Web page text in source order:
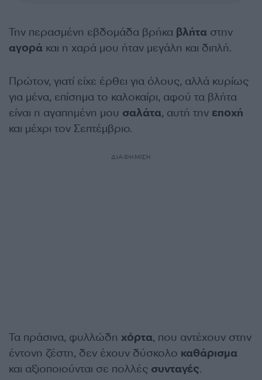
Την περασμένη εβδομάδα βρήκα βλήτα στην
αγορά και η χαρά μου ήταν μεγάλη και διπλή.
Πρώτον, γιατί είχε έρθει για όλους, αλλά κυρίως
για μένα, επίσημα το καλοκαίρι, αφού τα βλήτα
είναι η αγαπημένη μου σαλάτα, αυτή την εποχή
και μέχρι τον Σεπτέμβριο.
ΔΙΑΦΗΜΙΣΗ
Τα πράσινα, φυλλώδη χόρτα, που αντέχουν στην
έντονη ζέστη, δεν έχουν δύσκολο καθάρισμα
και αξιοποιούνται σε πολλές συνταγές.